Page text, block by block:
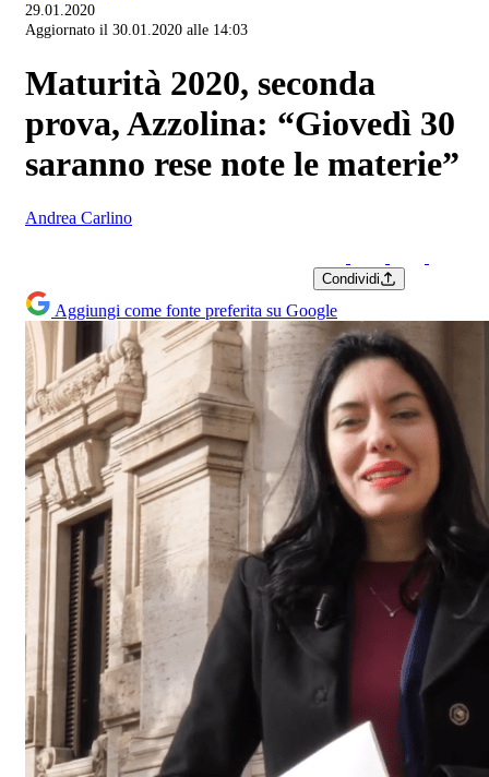
29.01.2020
Aggiornato il 30.01.2020 alle 14:03
Maturità 2020, seconda
prova, Azzolina: “Giovedì 30
saranno rese note le materie”
Andrea Carlino
Condividi
Aggiungi come fonte preferita su Google